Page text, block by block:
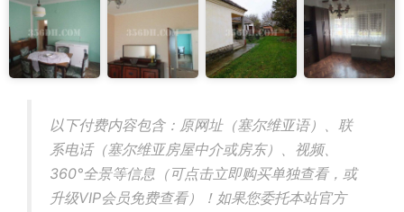
以下付费内容包含：原网址（塞尔维亚语）、联
系电话（塞尔维亚房屋中介或房东）、视频、
360°全景等信息（可点击立即购买单独查看，或
升级VIP会员免费查看）！如果您委托本站官方